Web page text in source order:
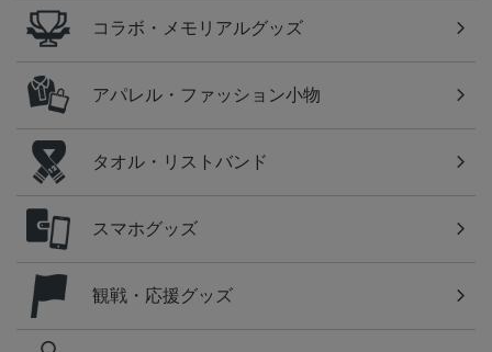
コラボ・メモリアルグッズ
アパレル・ファッション小物
タオル・リストバンド
スマホグッズ
観戦・応援グッズ